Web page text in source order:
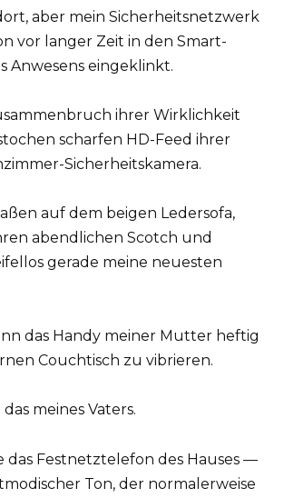
aber mein Sicherheitsnetzwerk
vor langer Zeit in den Smart-
Anwesens eingeklinkt.
ihrer Wirklichkeit
scharfen HD-Feed ihrer
Sicherheitskamera.
auf dem beigen Ledersofa,
abendlichen Scotch und
gerade meine neuesten
das Handy meiner Mutter heftig
Couchtisch zu vibrieren.
meines Vaters.
das Festnetztelefon des Hauses —
Ton, der normalerweise